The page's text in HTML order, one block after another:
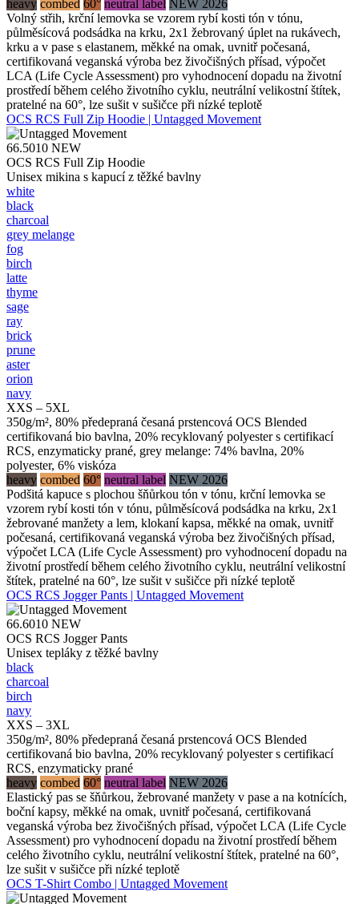
heavy combed 60° neutral label
NEW 2026
Volný střih, krční lemovka se vzorem rybí kosti tón v tónu,
půlměsícová podsádka na krku, 2x1 žebrovaný úplet na rukávech,
krku a v pase s elastanem, měkké na omak, uvnitř počesaná,
certifikovaná veganská výroba bez živočišných přísad, výpočet
LCA (Life Cycle Assessment) pro vyhodnocení dopadu na životní
prostředí během celého životního cyklu, neutrální velikostní štítek,
pratelné na 60°, lze sušit v sušičce při nízké teplotě
OCS RCS Full Zip Hoodie | Untagged Movement
66.5010 NEW
OCS RCS Full Zip Hoodie
Unisex mikina s kapucí z těžké bavlny
white
black
charcoal
grey melange
fog
birch
latte
thyme
sage
ray
brick
prune
aster
orion
navy
XXS – 5XL
350g/m², 80% předepraná česaná prstencová OCS Blended
certifikovaná bio bavlna, 20% recyklovaný polyester s certifikací
RCS, enzymaticky prané, grey melange: 74% bavlna, 20%
polyester, 6% viskóza
heavy combed 60° neutral label NEW 2026
Podšitá kapuce s plochou šňůrkou tón v tónu, krční lemovka se
vzorem rybí kosti tón v tónu, půlměsícová podsádka na krku, 2x1
žebrované manžety a lem, klokaní kapsa, měkké na omak, uvnitř
počesaná, certifikovaná veganská výroba bez živočišných přísad,
výpočet LCA (Life Cycle Assessment) pro vyhodnocení dopadu na
životní prostředí během celého životního cyklu, neutrální velikostní
štítek, pratelné na 60°, lze sušit v sušičce při nízké teplotě
OCS RCS Jogger Pants | Untagged Movement
66.6010 NEW
OCS RCS Jogger Pants
Unisex tepláky z těžké bavlny
black
charcoal
birch
navy
XXS – 3XL
350g/m², 80% předepraná česaná prstencová OCS Blended
certifikovaná bio bavlna, 20% recyklovaný polyester s certifikací
RCS, enzymaticky prané
heavy combed 60° neutral label NEW 2026
Elastický pas se šňůrkou, žebrované manžety v pase a na kotnících,
boční kapsy, měkké na omak, uvnitř počesaná, certifikovaná
veganská výroba bez živočišných přísad, výpočet LCA (Life Cycle
Assessment) pro vyhodnocení dopadu na životní prostředí během
celého životního cyklu, neutrální velikostní štítek, pratelné na 60°,
lze sušit v sušičce při nízké teplotě
OCS T-Shirt Combo | Untagged Movement